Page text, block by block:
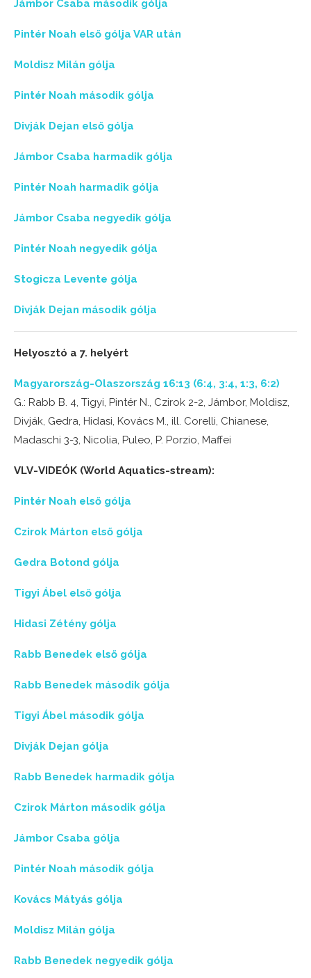
Jámbor Csaba második gólja
Pintér Noah első gólja VAR után
Moldisz Milán gólja
Pintér Noah második gólja
Divják Dejan első gólja
Jámbor Csaba harmadik gólja
Pintér Noah harmadik gólja
Jámbor Csaba negyedik gólja
Pintér Noah negyedik gólja
Stogicza Levente gólja
Divják Dejan második gólja
Helyosztó a 7. helyért
Magyarország-Olaszország 16:13 (6:4, 3:4, 1:3, 6:2)
G.: Rabb B. 4, Tigyi, Pintér N., Czirok 2-2, Jámbor, Moldisz,
Divják, Gedra, Hidasi, Kovács M., ill. Corelli, Chianese,
Madaschi 3-3, Nicolia, Puleo, P. Porzio, Maffei
VLV-VIDEÓK (World Aquatics-stream):
Pintér Noah első gólja
Czirok Márton első gólja
Gedra Botond gólja
Tigyi Ábel első gólja
Hidasi Zétény gólja
Rabb Benedek első gólja
Rabb Benedek második gólja
Tigyi Ábel második gólja
Divják Dejan gólja
Rabb Benedek harmadik gólja
Czirok Márton második gólja
Jámbor Csaba gólja
Pintér Noah második gólja
Kovács Mátyás gólja
Moldisz Milán gólja
Rabb Benedek negyedik gólja